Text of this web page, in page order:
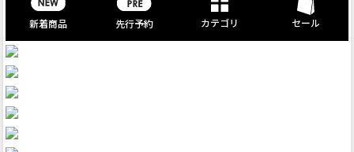
新着商品 先行予約 カテゴリ セール